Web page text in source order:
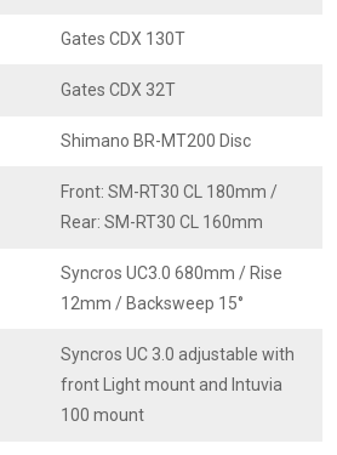
Gates CDX 130T
Gates CDX 32T
Shimano BR-MT200 Disc
Front: SM-RT30 CL 180mm /
Rear: SM-RT30 CL 160mm
Syncros UC3.0 680mm / Rise
12mm / Backsweep 15°
Syncros UC 3.0 adjustable with
front Light mount and Intuvia
100 mount